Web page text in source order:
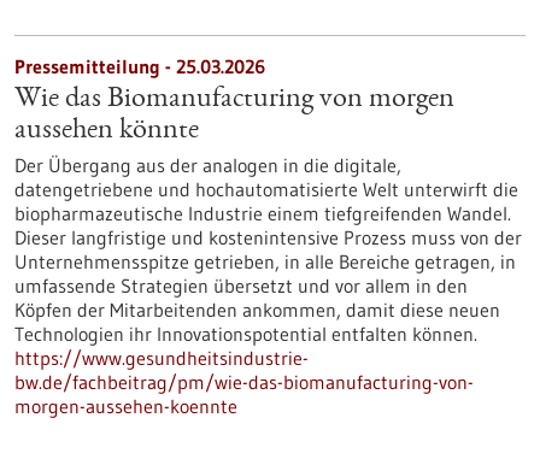
Pressemitteilung - 25.03.2026
Wie das Biomanufacturing von morgen
aussehen könnte
Der Übergang aus der analogen in die digitale,
datengetriebene und hochautomatisierte Welt unterwirft die
biopharmazeutische Industrie einem tiefgreifenden Wandel.
Dieser langfristige und kostenintensive Prozess muss von der
Unternehmensspitze getrieben, in alle Bereiche getragen, in
umfassende Strategien übersetzt und vor allem in den
Köpfen der Mitarbeitenden ankommen, damit diese neuen
Technologien ihr Innovationspotential entfalten können.
https://www.gesundheitsindustrie-
bw.de/fachbeitrag/pm/wie-das-biomanufacturing-von-
morgen-aussehen-koennte